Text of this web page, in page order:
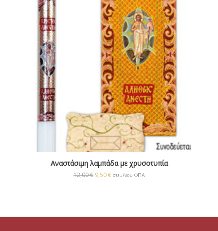
Αναστάσιμη λαμπάδα με χρυσοτυπία
12,00€ 9,50€ συμ/νου ΦΠΑ